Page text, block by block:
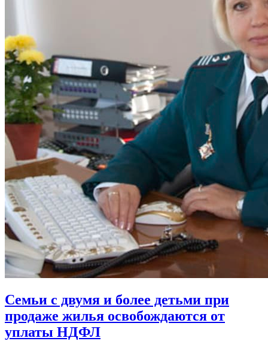
Семьи с двумя и более детьми при
продаже жилья освобождаются от
уплаты НДФЛ